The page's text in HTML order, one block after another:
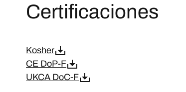
Certificaciones
Kosher
CE DoP-F
UKCA DoC-F